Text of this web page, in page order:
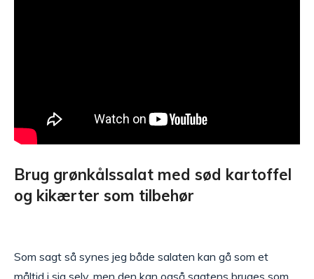
Brug grønkålssalat med sød kartoffel
og kikærter som tilbehør
Som sagt så synes jeg både salaten kan gå som et
måltid i sig selv, men den kan også sagtens bruges som